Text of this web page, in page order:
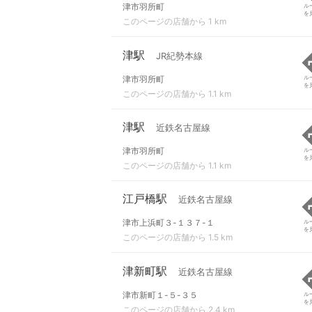
津市羽所町
このページの店舗から 1 km
ル
を
津駅 JR紀勢本線
津市羽所町
このページの店舗から 1.1 km
ル
を
津駅 近鉄名古屋線
津市羽所町
このページの店舗から 1.1 km
ル
を
江戸橋駅 近鉄名古屋線
津市上浜町３-１３７-１
このページの店舗から 1.5 km
ル
を
津新町駅 近鉄名古屋線
津市新町１-５-３５
このページの店舗から 2.4 km
ル
を